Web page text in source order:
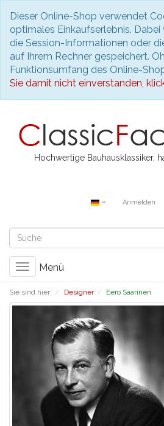
Dieser Online-Shop verwendet
optimales Einkaufserlebnis.
die Session-Informationen oder
auf Ihrem Rechner gespeichert.
Funktionsumfang des Online-
Sie damit nicht einverstanden,
Hochwertige Bauhausklassiker,
Anmelden
Toggle
Menü
Sie sind hier: Designer Eero Saarinen